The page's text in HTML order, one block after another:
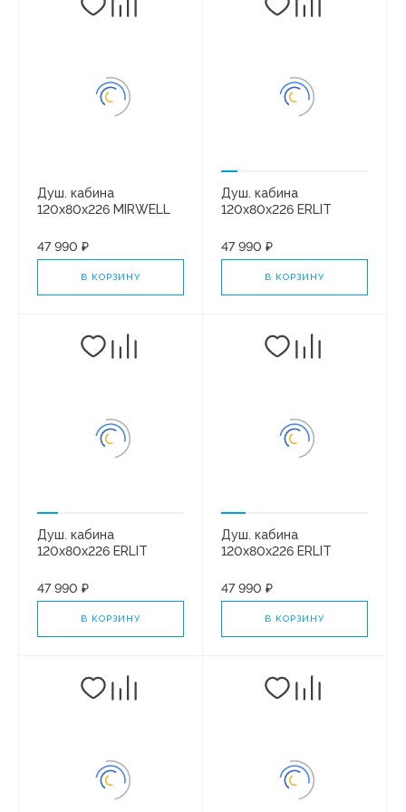
Душ. кабина
120x80x226 MIRWELL
средний поддон.
Белая/матовая
47 990 ₽
В КОРЗИНУ
Душ. кабина
120x80x226 ERLIT
средний поддон.
Черная/тонированная
47 990 ₽
В КОРЗИНУ
Душ. кабина
120x80x226 ERLIT
средний поддон.
Белая/матовая
47 990 ₽
В КОРЗИНУ
Душ. кабина
120x80x226 ERLIT
средний поддон.
Белая/матовая
47 990 ₽
В КОРЗИНУ